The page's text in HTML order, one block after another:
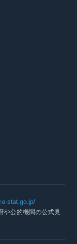
stat.go.jp/
や公的機関の公式見